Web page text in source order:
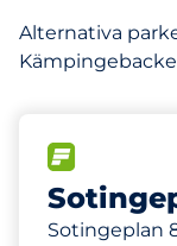
Alternativa
Sotingeplan
253 m